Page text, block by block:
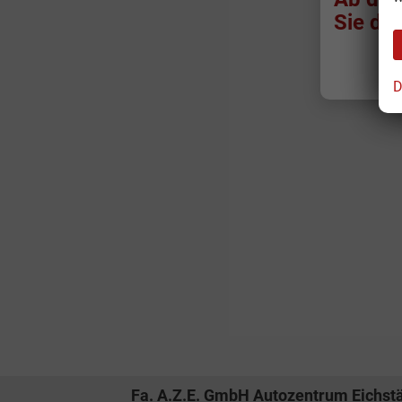
Fa. A.Z.E. GmbH Autozentrum
Sie da.